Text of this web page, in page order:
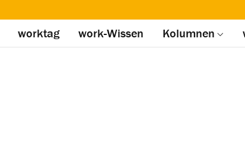
worktag work-Wissen Kolumnen